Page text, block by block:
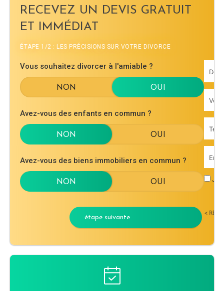
RECEVEZ UN DEVIS GRATUIT
ET IMMÉDIAT
ÉTAPE 1/2 : LES PRÉCISIONS SUR VOTRE DIVORCE
Vous souhaitez divorcer à l'amiable ?
Avez-vous des enfants en commun ?
Avez-vous des biens immobiliers en commun ?
étape suivante <